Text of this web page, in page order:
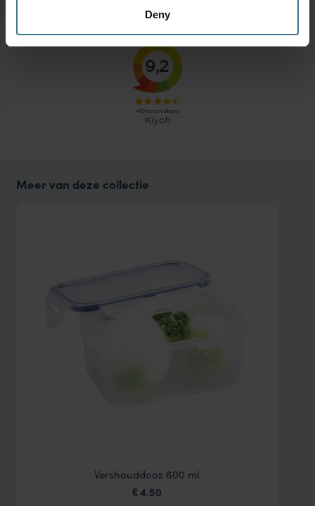
Deny
Meer van deze collectie
Vershouddoos 600 ml
€4.50